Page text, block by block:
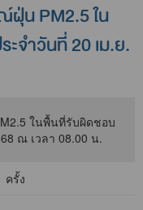
น PM2.5 ใน
จำวันที่ 20 เม.ย.
ครั้ง